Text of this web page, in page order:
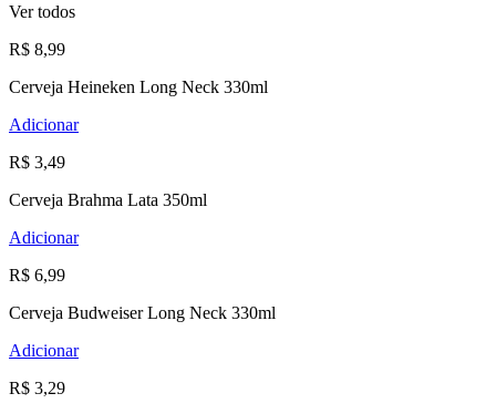
Ver todos
R$ 8,99
Cerveja Heineken Long Neck 330ml
Adicionar
R$ 3,49
Cerveja Brahma Lata 350ml
Adicionar
R$ 6,99
Cerveja Budweiser Long Neck 330ml
Adicionar
R$ 3,29